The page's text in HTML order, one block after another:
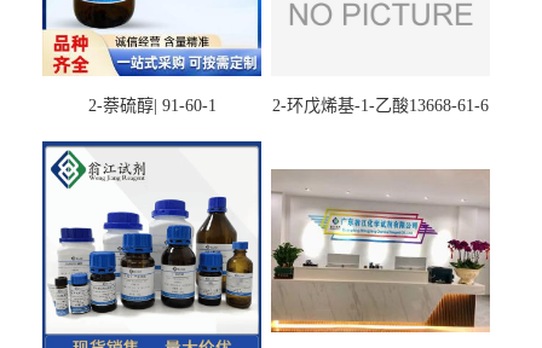
2-萘硫醇| 91-60-1 2-环戊烯基-1-乙酸13668-61-6